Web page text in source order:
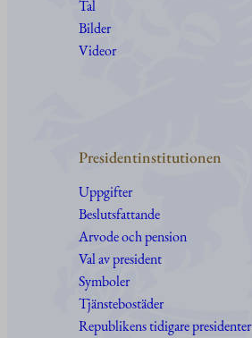
Tal
Bilder
Videor
Presidentinstitutionen
Uppgifter
Beslutsfattande
Arvode och pension
Val av president
Symboler
Tjänstebostäder
Republikens tidigare presidenter